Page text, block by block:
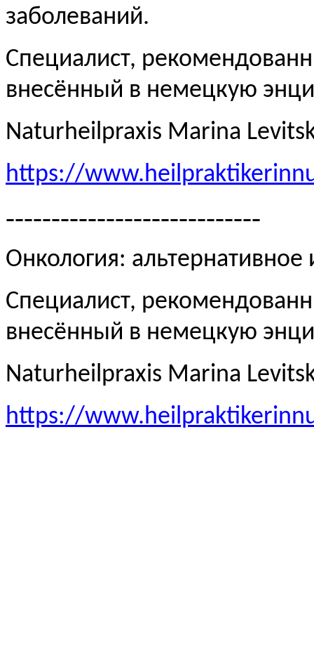
заболеваний.
Специалист,
внесённый в немецкую
Naturheilpraxis Marina
https://
----------------------------
Онкология:
Специалист,
внесённый в немецкую
Naturheilpraxis Marina
https://